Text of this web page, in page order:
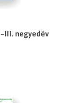
negyedév